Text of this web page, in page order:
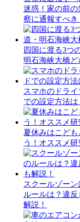
迷惑！家の前
察に通報すべき
四国に渡る3つ
明石海峡大橋ど
スマホのドラ
での設定方法は
夏休みはこど
う！オススメ
スクールゾー
ルールは？違
解説！